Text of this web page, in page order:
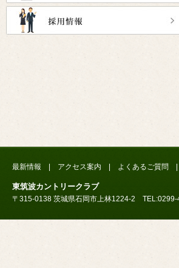
最新情報 アクセス案内 よくあるご質問
東筑波カントリークラブ
〒315-0138 茨城県石岡市上林1224-2